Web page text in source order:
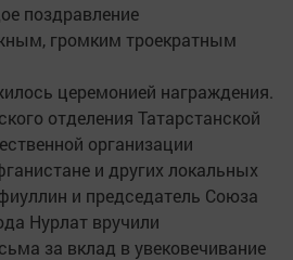
поздравление
громким троекратным
церемонией награждения.
отделения Татарстанской
организации
и других локальных
и председатель Союза
Нурлат вручили
за вклад в увековечивание